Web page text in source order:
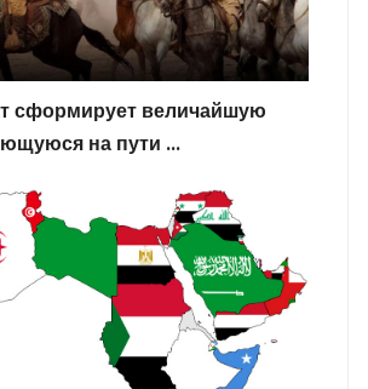
сформирует величайшую
на пути ...